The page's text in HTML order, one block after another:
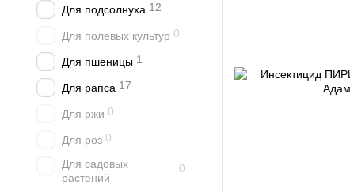
Для подсолнуха 12
Для полевых культур 0
Для пшеницы 1
Для рапса 17
Для ржи 0
Для роз 0
Для садовых
растений
0